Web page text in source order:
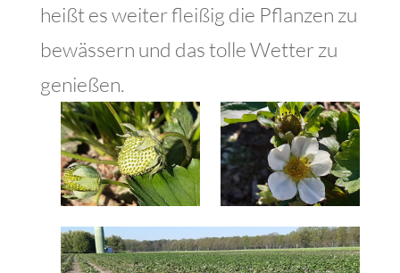
heißt es weiter fleißig die Pflanzen zu
bewässern und das tolle Wetter zu
genießen.